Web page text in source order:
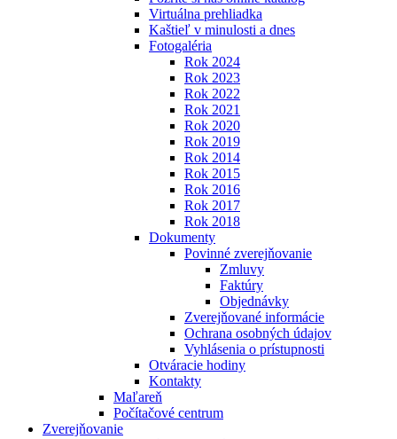
Virtuálna prehliadka
Kaštieľ v minulosti a dnes
Fotogaléria
Rok 2024
Rok 2023
Rok 2022
Rok 2021
Rok 2020
Rok 2019
Rok 2014
Rok 2015
Rok 2016
Rok 2017
Rok 2018
Dokumenty
Povinné zverejňovanie
Zmluvy
Faktúry
Objednávky
Zverejňované informácie
Ochrana osobných údajov
Vyhlásenia o prístupnosti
Otváracie hodiny
Kontakty
Maľareň
Počítačové centrum
Zverejňovanie